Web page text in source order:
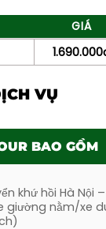
tại nhà hàng
out trả
lại quý
lần sau.
GIÁ
VỤ
BAO GỒM
khứ hồi Hà Nội
giường nằm/xe